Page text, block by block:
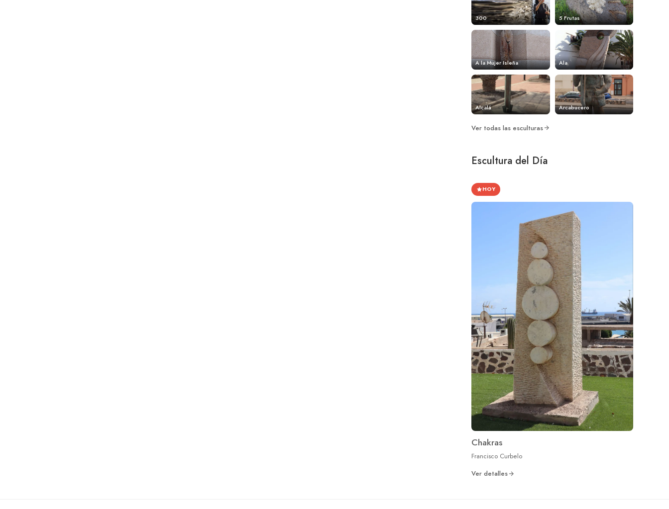
300 5 Frutas
A la Mujer Isleña Ala
Alcalá Arcabucero
Ver todas las esculturas
Escultura del Día
HOY
Chakras
Francisco Curbelo
Ver detalles